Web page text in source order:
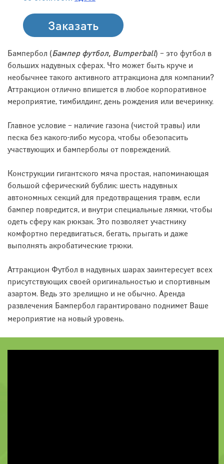
Заказать
Бампербол (Бампер футбол, Bumperball) – это футбол в
больших надувных сферах. Что может быть круче и
необычнее такого активного аттракциона для компании?
Аттракцион отлично впишется в любое корпоративное
мероприятие, тимбилдинг, день рождения или вечеринку.
Главное условие – наличие газона (чистой травы) или
песка без какого-либо мусора, чтобы обезопасить
участвующих и бамперболы от повреждений.
Конструкции гигантского мяча простая, напоминающая
большой сферический бублик: шесть надувных
автономных секций для предотвращения травм, если
бампер повредится, и внутри специальные лямки, чтобы
одеть сферу как рюкзак. Это позволяет участнику
комфортно передвигаться, бегать, прыгать и даже
выполнять акробатические трюки.
Аттракцион Футбол в надувных шарах заинтересует всех
присутствующих своей оригинальностью и спортивным
азартом. Ведь это зрелищно и не обычно. Аренда
развлечения Бампербол гарантировано поднимет Ваше
мероприятие на новый уровень.